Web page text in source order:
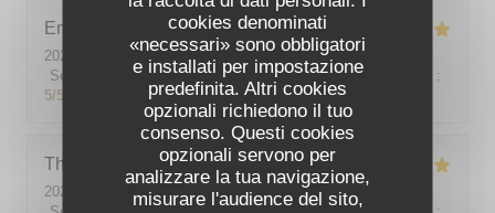
cookies denominati
«necessari» sono obbligatori
e installati per impostazione
predefinita. Altri cookies
opzionali richiedono il tuo
consenso. Questi cookies
opzionali servono per
analizzare la tua navigazione,
misurare l'audience del sito,
Emilie
2026-08-05
- 20:30 - Ospiti 2
Servizio
/5 Atmosfera: 5/5 Cucina: 5/5 Qualità / Prezzo
:
5/5
Theo
2026-08-01
- 19:00 - Ospiti 2